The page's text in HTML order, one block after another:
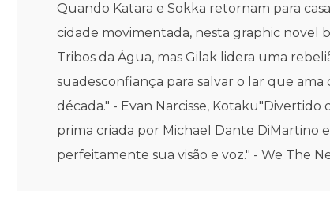
Quando Katara e Sokka retornam para
cidade movimentada, nesta graphic novel
Tribos da Água, mas Gilak lidera uma
suadesconfiança para salvar o lar que
década." - Evan Narcisse,
prima criada por Michael Dante DiMartino
perfeitamente sua visão e voz." - We The